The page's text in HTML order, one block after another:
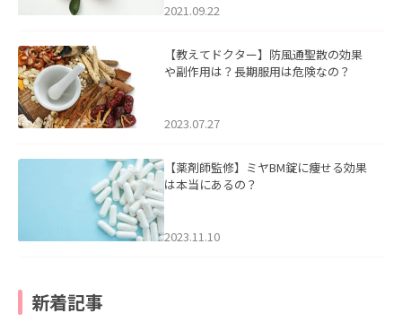
2021.09.22
【教えてドクター】防風通聖散の効果
や副作用は？長期服用は危険なの？
2023.07.27
【薬剤師監修】ミヤBM錠に痩せる効果
は本当にあるの？
2023.11.10
新着記事